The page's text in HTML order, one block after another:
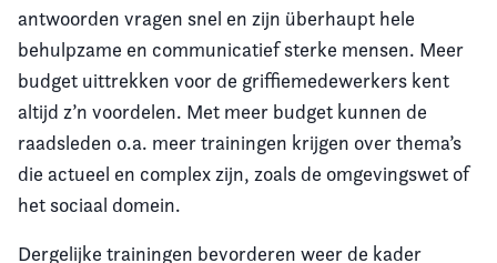
antwoorden vragen snel en zijn überhaupt hele
behulpzame en communicatief sterke mensen. Meer
budget uittrekken voor de griffiemedewerkers kent
altijd z’n voordelen. Met meer budget kunnen de
raadsleden o.a. meer trainingen krijgen over thema’s
die actueel en complex zijn, zoals de omgevingswet of
het sociaal domein.
Dergelijke trainingen bevorderen weer de kader